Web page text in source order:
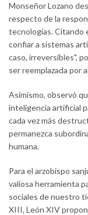
Monseñor Lozano
respecto de la
tecnologías. Citando
confiar a sistemas
caso, irreversibles",
ser reemplazada por
Asimismo, observó
inteligencia artificial
cada vez más
permanezca
humana.
Para el arzobispo
valiosa herramienta
sociales de nuestro
XIII, León XIV